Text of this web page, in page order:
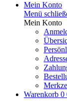
Mein Konto
Menü
Mein Konto
Warenkorb 0